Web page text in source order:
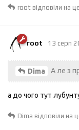
root відповіли на
root 13 серп
Dima А ле з
а до чого тут
Dima відповіли на